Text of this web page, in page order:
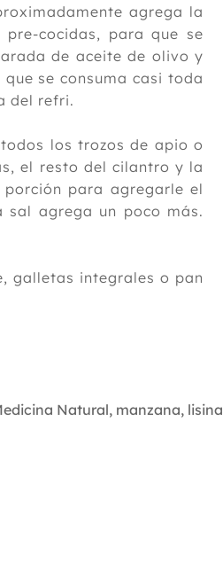
agrega la
cocidas, para que se
de aceite de olivo y
se consuma casi toda
del refri.
los trozos de apio o
el resto del cilantro y la
para agregarle el
agrega un poco más.
galletas integrales o pan
Natural, manzana, lisina